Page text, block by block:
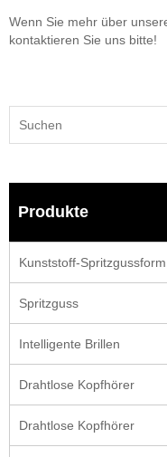
Wenn Sie mehr über
kontaktieren Sie uns bitte!
Produkte
Kunststoff-Spritzgussform
Spritzguss
Intelligente Brillen
Drahtlose Kopfhörer
Drahtlose Kopfhörer